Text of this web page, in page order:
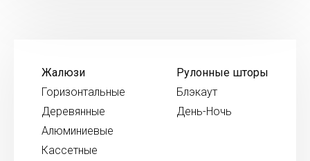
Жалюзи
Горизонтальные
Деревянные
Алюминиевые
Кассетные
Рулонные шторы
Блэкаут
День-Ночь